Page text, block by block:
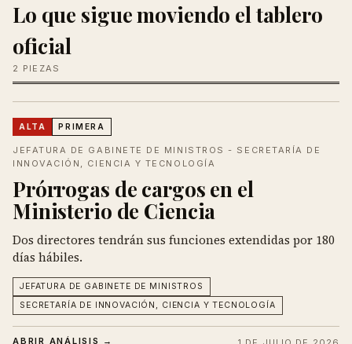
Lo que sigue moviendo el tablero
oficial
2 PIEZAS
ALTA PRIMERA
JEFATURA DE GABINETE DE MINISTROS - SECRETARÍA DE
INNOVACIÓN, CIENCIA Y TECNOLOGÍA
Prórrogas de cargos en el
Ministerio de Ciencia
Dos directores tendrán sus funciones extendidas por 180
días hábiles.
JEFATURA DE GABINETE DE MINISTROS
SECRETARÍA DE INNOVACIÓN, CIENCIA Y TECNOLOGÍA
ABRIR ANÁLISIS →